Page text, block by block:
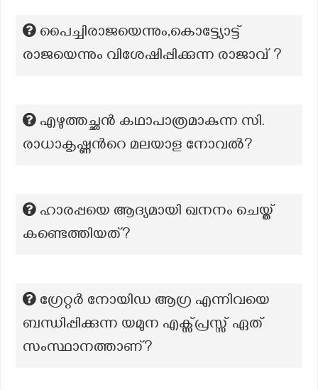
പൈച്ചിരാജയെന്നും,കൊട്ട്യോട്ട്
രാജയെന്നും വിശേഷിപ്പിക്കുന്ന രാജാവ് ?
എഴുത്തച്ഛൻ കഥാപാത്രമാകുന്ന സി.
രാധാകൃഷ്ണന്‍റെ മലയാള നോവൽ?
ഹാരപ്പയെ ആദ്യമായി ഖനനം ചെയ്ത്
കണ്ടെത്തിയത്?
ഗ്രേറ്റർ നോയിഡ ആഗ്ര എന്നിവയെ
ബന്ധിപ്പിക്കുന്ന യമുന എക്സ്പ്രസ്സ് ഏത്
സംസ്ഥാനത്താണ്?